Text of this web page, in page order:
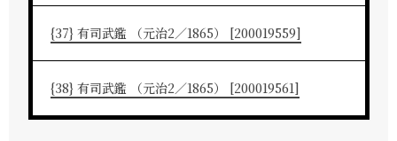
{37} 有司武鑑 （元治2／1865） [200019559]
{38} 有司武鑑 （元治2／1865） [200019561]